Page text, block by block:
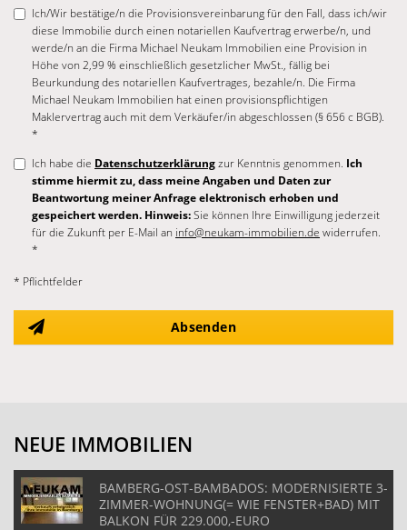
Ich/Wir bestätige/n die Provisionsvereinbarung für den Fall, dass ich/wir
diese Immobilie durch einen notariellen Kaufvertrag erwerbe/n, und
werde/n an die Firma Michael Neukam Immobilien eine Provision in
Höhe von 2,99 % einschließlich gesetzlicher MwSt., fällig bei
Beurkundung des notariellen Kaufvertrages, bezahle/n. Die Firma
Michael Neukam Immobilien hat einen provisionspflichtigen
Maklervertrag auch mit dem Verkäufer/in abgeschlossen (§ 656 c BGB).
*
Ich habe die Datenschutzerklärungzur Kenntnis genommen. Ich
stimme hiermit zu, dass meine Angaben und Daten zur
Beantwortung meiner Anfrage elektronisch erhoben und
gespeichert werden. Hinweis:Sie können Ihre Einwilligung jederzeit
für die Zukunft per E-Mail an info@neukam-immobilien.de widerrufen.
*
* Pflichtfelder
Absenden
NEUE IMMOBILIEN
BAMBERG-OST-BAMBADOS: MODERNISIERTE 3-
ZIMMER-WOHNUNG(= WIE FENSTER+BAD) MIT
BALKON FÜR 229.000,-EURO